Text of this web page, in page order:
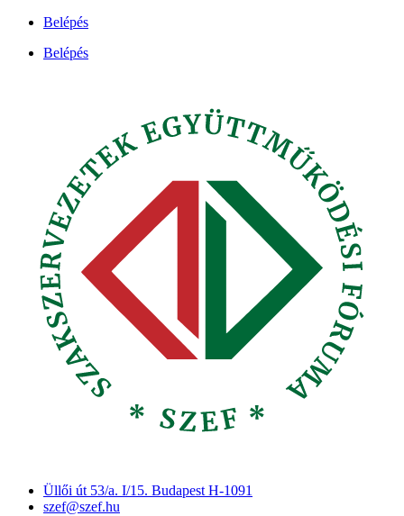
Ugrás
tartalomhoz
Belépés
Belépés
Üllői út 53/a. I/15. Budapest H-1091
szef@szef.hu